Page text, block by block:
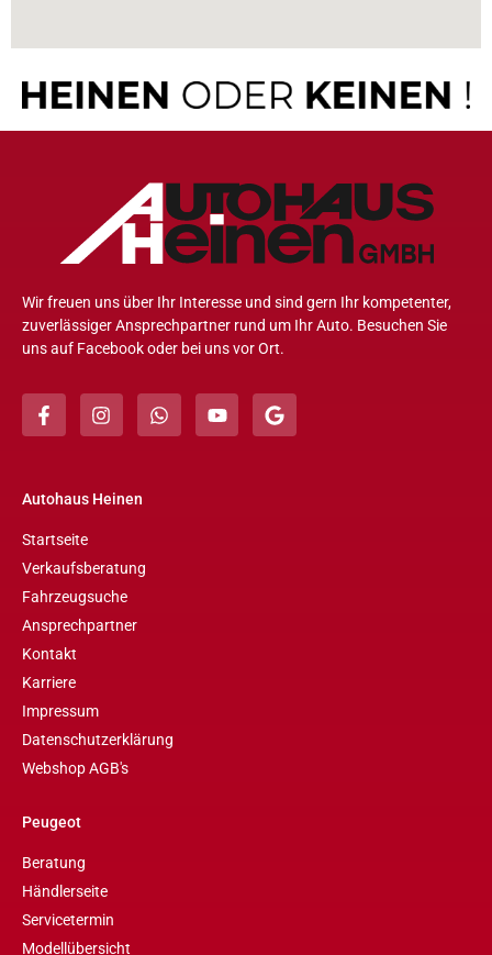
Wir freuen uns über Ihr Interesse und sind gern Ihr kompetenter,
zuverlässiger Ansprechpartner rund um Ihr Auto. Besuchen Sie
uns auf Facebook oder bei uns vor Ort.
Autohaus Heinen
Startseite
Verkaufsberatung
Fahrzeugsuche
Ansprechpartner
Kontakt
Karriere
Impressum
Datenschutzerklärung
Webshop AGB's
Peugeot
Beratung
Händlerseite
Servicetermin
Modellübersicht